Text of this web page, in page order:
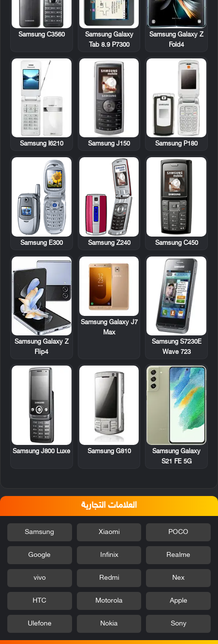
Samsung Galaxy Z
Fold4
Samsung Galaxy
Tab 8.9 P7300
Samsung C3560
Samsung P180
Samsung J150
Samsung I6210
Samsung C450
Samsung Z240
Samsung E300
Samsung S7230E
Wave 723
Samsung Galaxy J7
Max
Samsung Galaxy Z
Flip4
Samsung Galaxy
S21 FE 5G
Samsung G810
Samsung J800 Luxe
العلامات التجارية
POCO
Xiaomi
Samsung
Realme
Infinix
Google
Nex
Redmi
vivo
Apple
Motorola
HTC
Sony
Nokia
Ulefone